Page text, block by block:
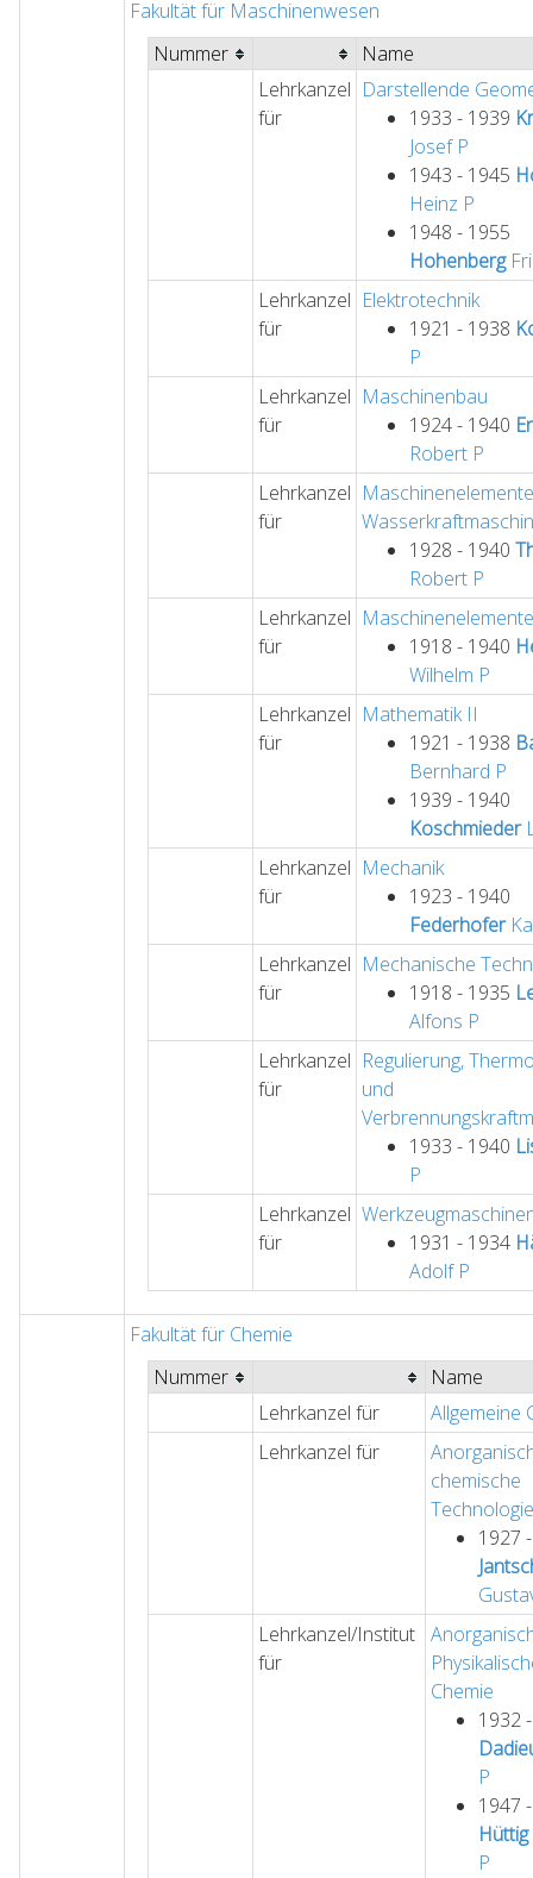
Fakultät für Maschinenwesen
Nummer
Name
Lehrkanzel
für
Darstellende
1933 - 1939
Josef P
1943 - 1945
Heinz P
1948 - 1955
Hohenberg
Lehrkanzel
für
Elektrotechnik
1921 - 1938
P
Lehrkanzel
für
Maschinenbau
1924 - 1940
Robert P
Lehrkanzel
für
1928 - 1940
Robert P
Lehrkanzel
für
1918 - 1940
Wilhelm P
Lehrkanzel
für
Mathematik II
1921 - 1938
Bernhard P
1939 - 1940
Koschmieder
Lehrkanzel
für
Mechanik
1923 - 1940
Federhofer
Lehrkanzel
für
Mechanische
1918 - 1935
Alfons P
Lehrkanzel
für
Regulierung,
und
1933 - 1940
P
Lehrkanzel
für
1931 - 1934
Adolf P
Fakultät für Chemie
Nummer
Name
Lehrkanzel für
Allgemeine
Lehrkanzel für
chemische
Technologie
1927
Lehrkanzel/Institut
für
Chemie
1932
P
1947
Hüttig
P